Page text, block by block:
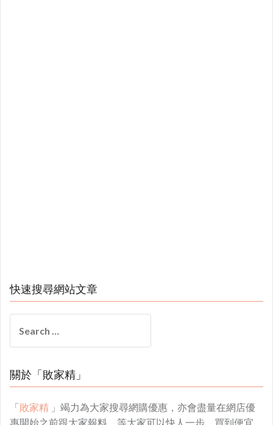
快速搜尋網站文章
for:
關於「敗家精」
「敗家精 」竭力為大家搜尋網購優惠，亦會盡量在網店優
惠開始之前跟大家報料，等大家可以快人一步，買到便宜